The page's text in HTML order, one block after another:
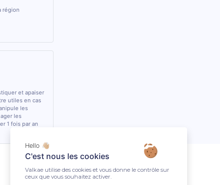
région
et apaiser
utiles en cas
les
les
1 fois par an
Hello 👋🏼
C'est nous les cookies
Valkae utilise des cookies et vous donne le contrôle sur
ceux que vous souhaitez activer.